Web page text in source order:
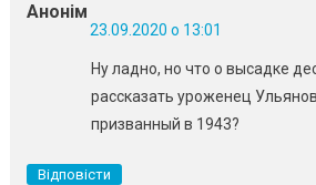
Анонім
23.09.2020 о 13:01
Ну ладно, но что о высадке
рассказать уроженец
призванный в 1943?
Відповісти